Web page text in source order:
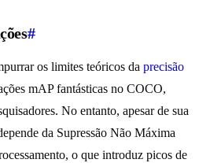
#
os limites teóricos da precisão
mAP fantásticas no COCO,
No entanto, apesar de sua
da Supressão Não Máxima
o que introduz picos de